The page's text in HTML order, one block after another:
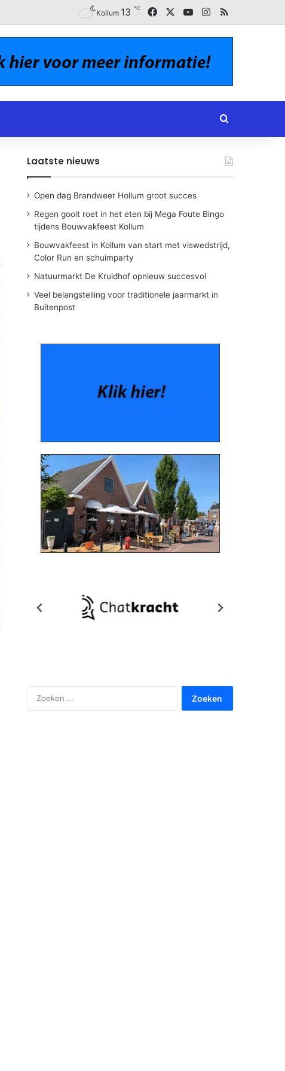
Kollum 13 ℃ FacebookYouTubeInstagram
RSS
Zoeken naar
Laatste nieuws
Open dag Brandweer Hollum groot succes
Regen gooit roet in het eten bij Mega Foute Bingo
tijdens Bouwvakfeest Kollum
Bouwvakfeest in Kollum van start met viswedstrijd,
Color Run en schuimparty
Natuurmarkt De Kruidhof opnieuw succesvol
Veel belangstelling voor traditionele jaarmarkt in
Buitenpost
naar: